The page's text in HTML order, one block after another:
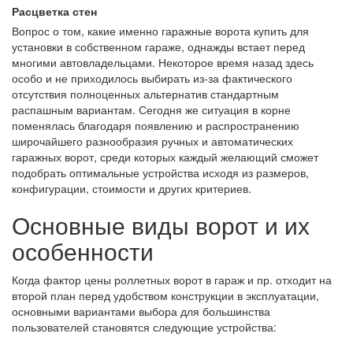
Расцветка стен
Вопрос о том, какие именно гаражные ворота купить для
установки в собственном гараже, однажды встает перед
многими автовладельцами. Некоторое время назад здесь
особо и не приходилось выбирать из-за фактического
отсутствия полноценных альтернатив стандартным
распашным вариантам. Сегодня же ситуация в корне
поменялась благодаря появлению и распространению
широчайшего разнообразия ручных и автоматических
гаражных ворот, среди которых каждый желающий сможет
подобрать оптимальные устройства исходя из размеров,
конфигурации, стоимости и других критериев.
Основные виды ворот и их
особенности
Когда фактор цены роллетных ворот в гараж и пр. отходит на
второй план перед удобством конструкции в эксплуатации,
основными вариантами выбора для большинства
пользователей становятся следующие устройства: